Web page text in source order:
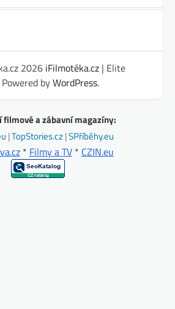
2026 iFilmotéka.cz | Elite
byWordPress.
filmové a zábavní magazíny:
|TopStories.cz|SPříběhy.eu
* Filmy a TV* CZIN.eu